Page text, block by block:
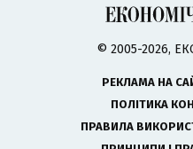
© 2005-2026,
РЕКЛАМА НА
ПОЛІТИКА
ПРАВИЛА